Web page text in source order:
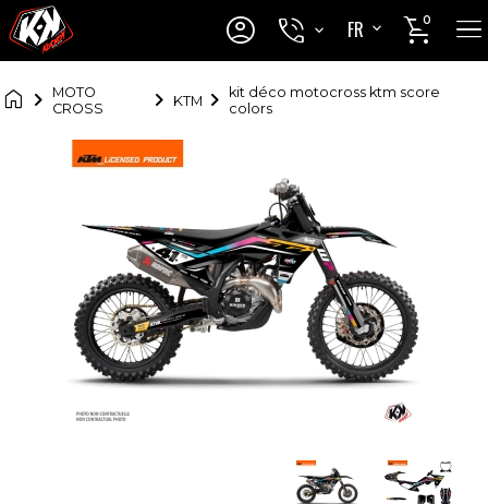
 
FR
EN

0 

MOTO
CROSS
KTM
kit déco motocross ktm score
colors